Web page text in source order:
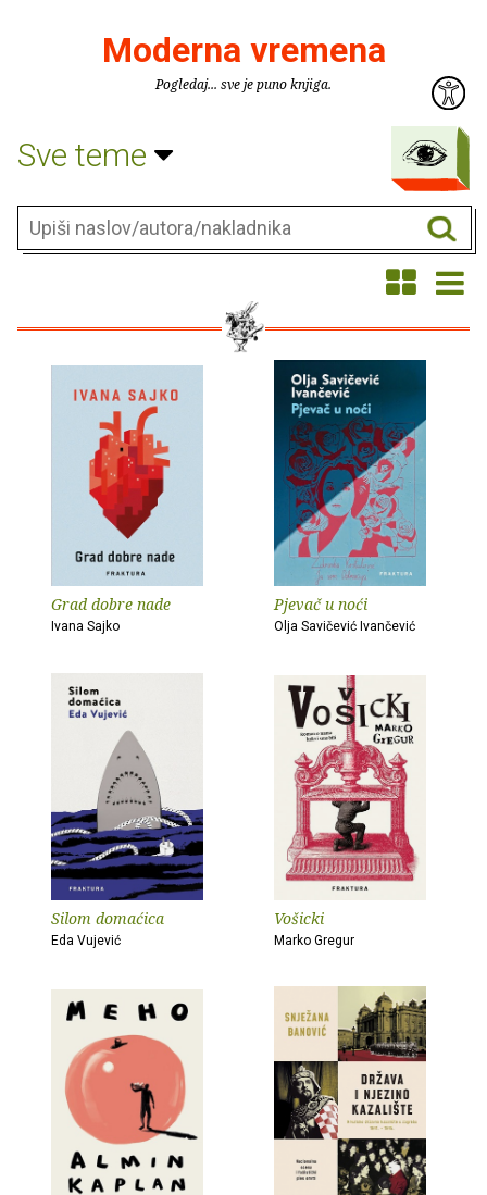
Moderna vremena
Pogledaj... sve je puno knjiga.
Sve teme
Grad dobre nade
Ivana Sajko
Pjevač u noći
Olja Savičević Ivančević
Silom domaćica
Eda Vujević
Vošicki
Marko Gregur